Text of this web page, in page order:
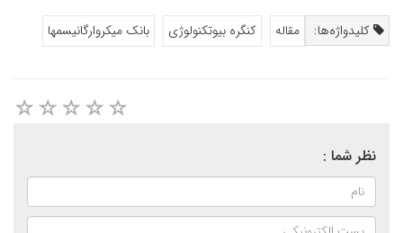
کلیدواژه‌ها: مقاله کنگره بیوتکنولوژی بانک میکروارگانیسمها
نظر شما :